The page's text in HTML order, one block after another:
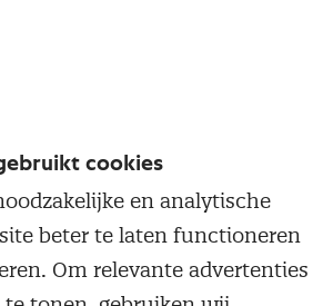
trainingen
cookies
en analytische
beter te laten functioneren
Om relevante advertenties